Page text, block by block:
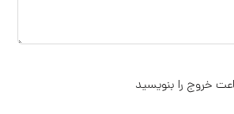
خروج را بنویسید